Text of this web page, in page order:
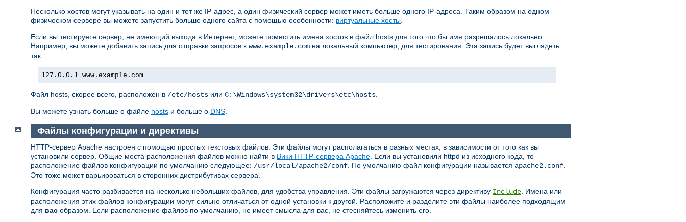
Несколько хостов могут указывать на один и тот же IP-адрес, а один физический сервер может иметь больше одного IP-адреса. Таким образом на одном
физическом сервере вы можете запустить больше одного сайта с помощью особенности: виртуальные хосты
Если вы тестируете сервер, не имеющий выхода в Интернет, можете поместить имена хостов в файл hosts для того что бы имя разрешалось локально.
Например, вы можете добавить запись для отправки запросов к www.example.com на локальный компьютер, для тестирования. Эта запись будет выглядеть
так:
127.0.0.1 www.example.com
Файл hosts, скорее всего, расположен в /etc/hosts или C:\Windows\system32\drivers\etc\hosts
Вы можете узнать больше о файле hosts и больше о DNS
Файлы конфигурации и директивы
HTTP-сервер Apache настроен с помощью простых текстовых файлов. Эти файлы могут располагаться в разных местах, в зависимости от того как вы
установили сервер. Общие места расположения файлов можно найти в Вики HTTP-сервера Apache. Если вы установили httpd из исходного кода, то
расположение файлов конфигурации по умолчанию следующее: /usr/local/apache2/conf. По умолчанию файл конфигурации называется apache2.conf.
Это тоже может варьироваться в сторонних дистрибутивах сервера.
Конфигурация часто разбивается на несколько небольших файлов, для удобства управления. Эти файлы загружаются через директиву Include. Имена или
расположения этих файлов конфигурации могут сильно отличаться от одной установки к другой. Расположите и разделите эти файлы наиболее подходящим
для вас образом. Если расположение файлов по умолчанию, не имеет смысла для вас, не стесняйтесь изменить его.